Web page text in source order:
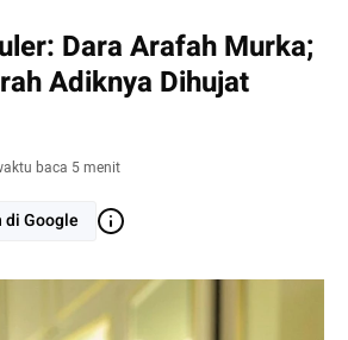
Dara Arafah Murka;
Adiknya Dihujat
baca 5 menit
Google